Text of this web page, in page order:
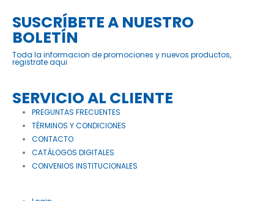
SUSCRÍBETE A NUESTRO
BOLETÍN
Toda la informacion de promociones y nuevos productos,
registrate aqui
SERVICIO AL CLIENTE
PREGUNTAS FRECUENTES
TÉRMINOS Y CONDICIONES
CONTACTO
CATÁLOGOS DIGITALES
CONVENIOS INSTITUCIONALES